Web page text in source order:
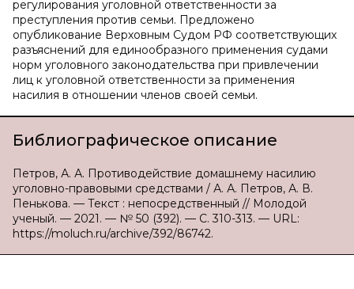
регулирования уголовной ответственности за
преступления против семьи. Предложено
опубликование Верховным Судом РФ соответствующих
разъяснений для единообразного применения судами
норм уголовного законодательства при привлечении
лиц к уголовной ответственности за применения
насилия в отношении членов своей семьи.
Библиографическое описание
Петров, А. А. Противодействие домашнему насилию
уголовно-правовыми средствами / А. А. Петров, А. В.
Пенькова. — Текст : непосредственный // Молодой
ученый. — 2021. — № 50 (392). — С. 310-313. — URL:
https://moluch.ru/archive/392/86742.